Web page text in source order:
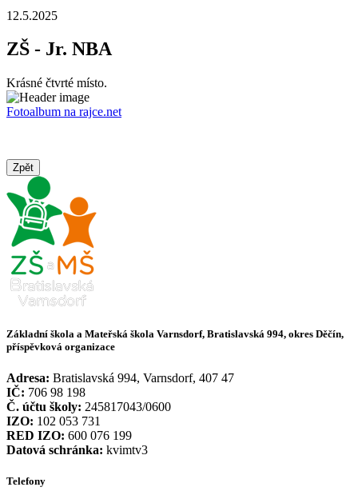
12.5.2025
ZŠ - Jr. NBA
Krásné čtvrté místo.
Fotoalbum na rajce.net
Zpět
Základní škola a Mateřská škola Varnsdorf, Bratislavská 994, okres Děčín,
příspěvková organizace
Adresa: Bratislavská 994, Varnsdorf, 407 47
IČ: 706 98 198
Č. účtu školy: 245817043/0600
IZO: 102 053 731
RED IZO: 600 076 199
Datová schránka: kvimtv3
Telefony